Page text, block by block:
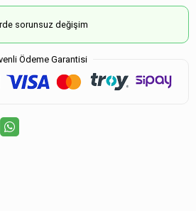
sorunsuz değişim
Ödeme Garantisi